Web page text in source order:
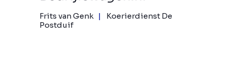
Frits van Genk
Koerierdienst De
Postduif